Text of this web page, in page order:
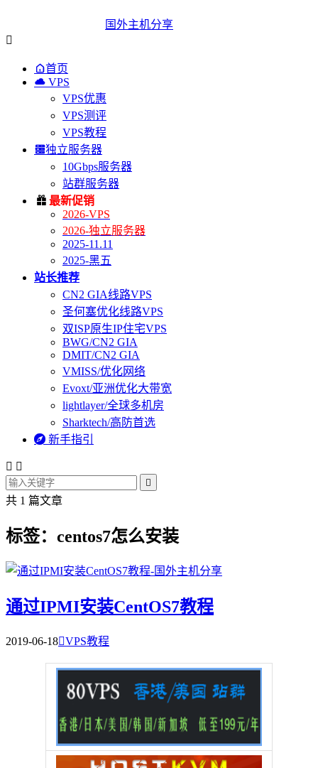
国外主机分享

首页
 VPS
VPS优惠
VPS测评
VPS教程
独立服务器
10Gbps服务器
站群服务器
 最新促销
2026-VPS
2026-独立服务器
2025-11.11
2025-黑五
站长推荐
CN2 GIA线路VPS
圣何塞优化线路VPS
双ISP原生IP住宅VPS
BWG/CN2 GIA
DMIT/CN2 GIA
VMISS/优化网络
Evoxt/亚洲优化大带宽
lightlayer/全球多机房
Sharktech/高防首选
 新手指引
 

共 1 篇文章
标签：centos7怎么安装
通过IPMI安装CentOS7教程
2019-06-18VPS教程